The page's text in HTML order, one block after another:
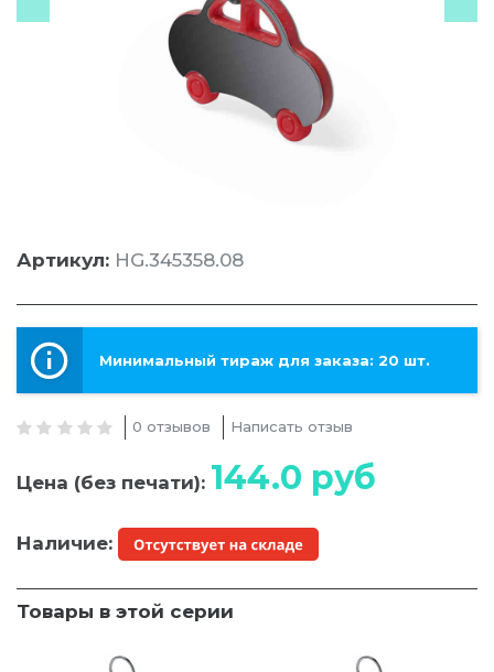
Артикул: HG.345358.08
Минимальный тираж для заказа: 20 шт.
0 отзывов Написать отзыв
Цена (без печати): 144.0 руб
Наличие:
Товары в этой серии